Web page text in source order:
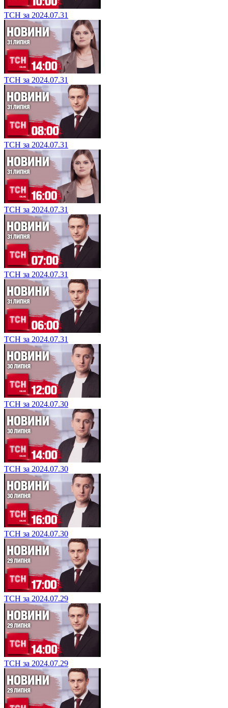
ТСН за 2024.07.31
ТСН за 2024.07.31
ТСН за 2024.07.31
ТСН за 2024.07.31
ТСН за 2024.07.31
ТСН за 2024.07.31
ТСН за 2024.07.30
ТСН за 2024.07.30
ТСН за 2024.07.30
ТСН за 2024.07.29
ТСН за 2024.07.29